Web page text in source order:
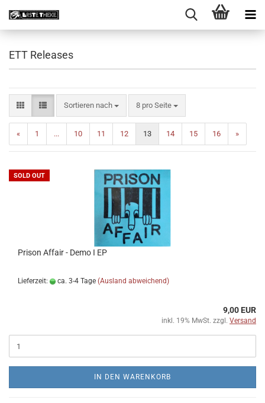
ETT Releases
Sortieren nach
Sortieren nach 8 pro Seite
pro Seite
« 1 ... 10 11 12 13 14 15 16 »
SOLD OUT
Prison Affair - Demo I EP
Lieferzeit: ca. 3-4 Tage (Ausland abweichend)
9,00 EUR
inkl. 19% MwSt. zzgl. Versand
IN DEN WARENKORB